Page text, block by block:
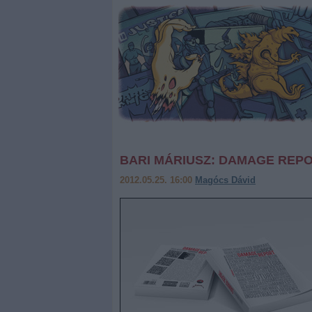
BARI MÁRIUSZ: DAMAGE
2012.05.25. 16:00 Magócs Dávid